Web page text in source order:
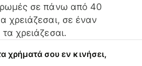
σε πάνω από 40
χρειάζεσαι, σε έναν
χρειάζεσαι.
χρήματά σου εν κινήσει,